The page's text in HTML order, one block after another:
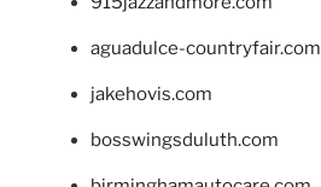
aguadulce-countryfair.com
jakehovis.com
bosswingsduluth.com